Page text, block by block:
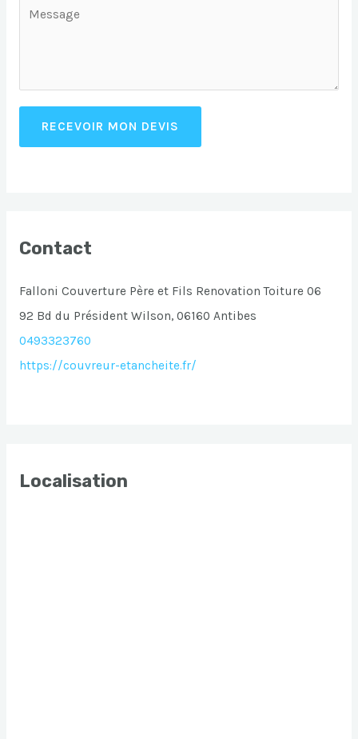
RECEVOIR MON DEVIS
Contact
Falloni Couverture Père et Fils Renovation Toiture 06
92 Bd du Président Wilson, 06160 Antibes
0493323760
https://couvreur-etancheite.fr/
Localisation